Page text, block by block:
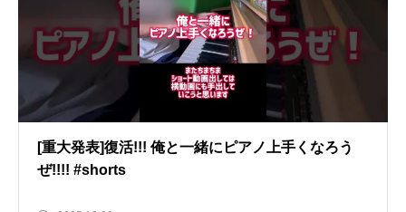
[重大発表]復活!!! 俺と一緒にピアノ上手くなろう
ぜ!!!! #shorts